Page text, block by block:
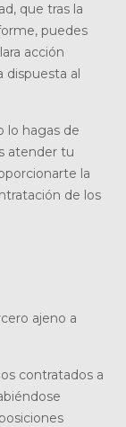
que tras la
puedes
acción
dispuesta al
lo hagas de
atender tu
la
de los
ajeno a
contratados a